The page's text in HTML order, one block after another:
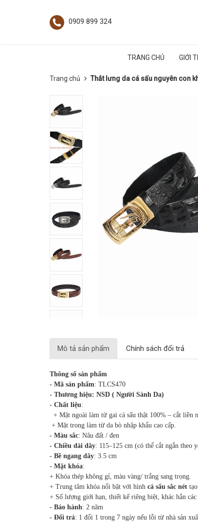
0909 899 324
TRANG CHỦ GIỚI
Trang chủ Thắt lưng da cá sấu nguyên con
Mô tả sản phẩm Chính sách đổi trả
Thông số sản phẩm
- Mã sản phẩm: TLCS470
- Thương hiệu: NSD ( Người Sành Da)
- Chất liệu:
+ Mặt ngoài làm từ gai cá sấu thật 100% – cắt liền
+ Mặt trong làm từ da bò nhập khẩu cao cấp.
- Màu sắc: Nâu đất / đen
- Chiều dài dây: 115–125 cm (có thể cắt ngắn theo
- Bề ngang dây: 3.5 cm
- Mặt khóa:
+ Khóa thép không gỉ, màu vàng/ trắng sang trọng.
+ Trung tâm khóa nổi bật với hình cá sấu sắc nét
+ Số lượng giới hạn, thiết kế riêng biệt, khác hẳn
- Bảo hành: 2 năm
- Đổi trả: 1 đổi 1 trong 7 ngày nếu lỗi từ nhà sản